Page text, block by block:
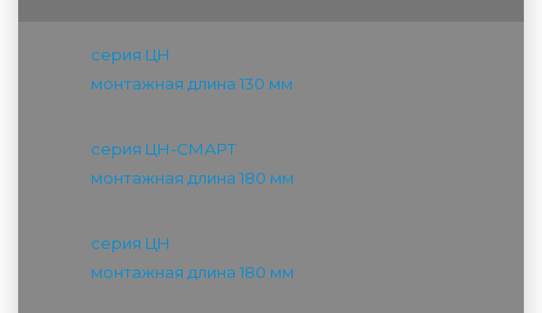
серия ЦН
монтажная длина 130 мм
серия ЦН-СМАРТ
монтажная длина 180 мм
серия ЦН
монтажная длина 180 мм